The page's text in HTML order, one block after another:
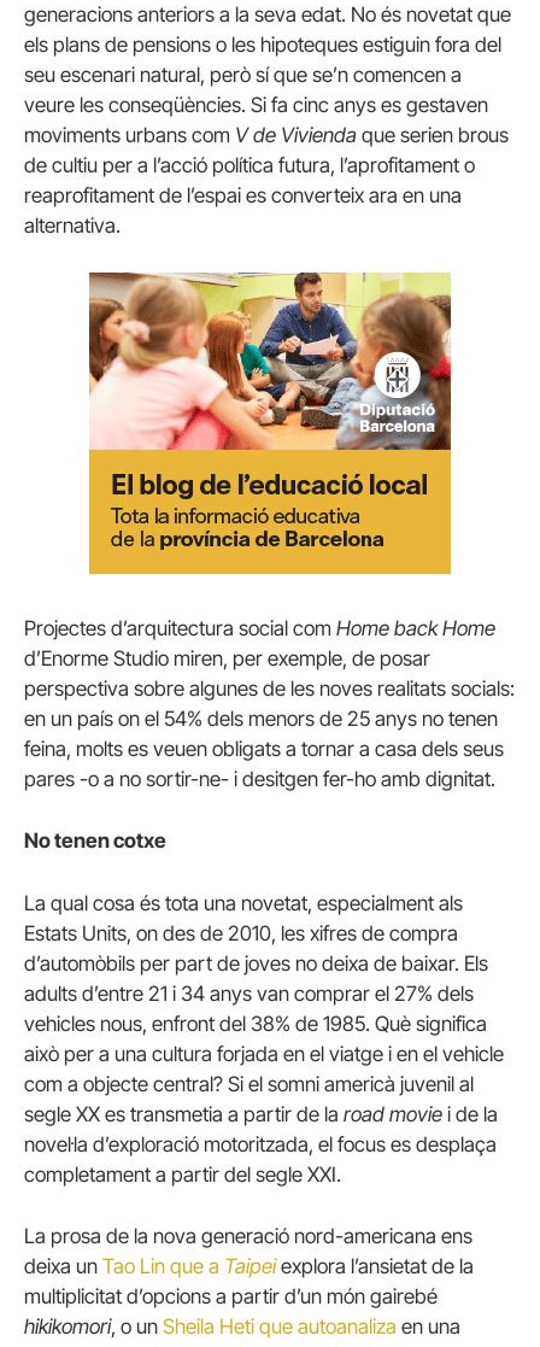
generacions anteriors a la seva edat. No és novetat que
els plans de pensions o les hipoteques estiguin fora del
seu escenari natural, però sí que se’n comencen a
veure les conseqüències. Si fa cinc anys es gestaven
moviments urbans com V de Vivienda que serien brous
de cultiu per a l’acció política futura, l’aprofitament o
reaprofitament de l’espai es converteix ara en una
alternativa.
Projectes d’arquitectura social com Home back Home
d’Enorme Studio miren, per exemple, de posar
perspectiva sobre algunes de les noves realitats socials:
en un país on el 54% dels menors de 25 anys no tenen
feina, molts es veuen obligats a tornar a casa dels seus
pares -o a no sortir-ne- i desitgen fer-ho amb dignitat.
No tenen cotxe
La qual cosa és tota una novetat, especialment als
Estats Units, on des de 2010, les xifres de compra
d’automòbils per part de joves no deixa de baixar. Els
adults d’entre 21 i 34 anys van comprar el 27% dels
vehicles nous, enfront del 38% de 1985. Què significa
això per a una cultura forjada en el viatge i en el vehicle
com a objecte central? Si el somni americà juvenil al
segle XX es transmetia a partir de la road movie i de la
novel·la d’exploració motoritzada, el focus es desplaça
completament a partir del segle XXI.
La prosa de la nova generació nord-americana ens
deixa un Tao Lin que a Taipeiexplora l’ansietat de la
multiplicitat d’opcions a partir d’un món gairebé
hikikomori, o un Sheila Heti que autoanaliza en una